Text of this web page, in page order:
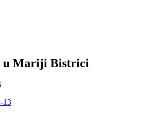
u Mariji Bistrici